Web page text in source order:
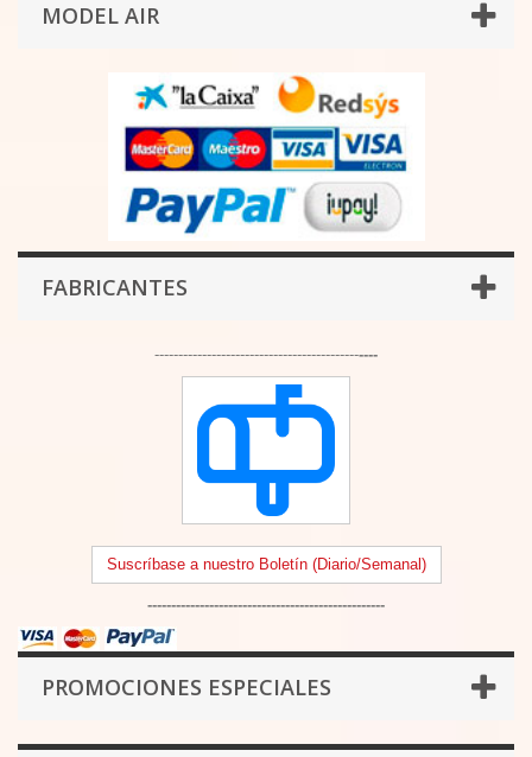
MODEL AIR
FABRICANTES
-----------------------------------------------
Suscríbase a nuestro Boletín (Diario/Semanal)
--------------------------------------------------
PROMOCIONES ESPECIALES